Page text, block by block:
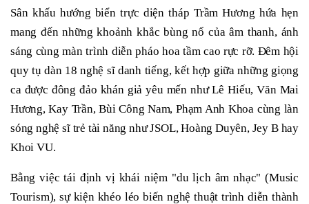
Sân khấu hướng biển trực diện tháp Trầm Hương hứa hẹn
mang đến những khoảnh khắc bùng nổ của âm thanh, ánh
sáng cùng màn trình diễn pháo hoa tầm cao rực rỡ. Đêm hội
quy tụ dàn 18 nghệ sĩ danh tiếng, kết hợp giữa những giọng
ca được đông đảo khán giả yêu mến như Lê Hiếu, Văn Mai
Hương, Kay Trần, Bùi Công Nam, Phạm Anh Khoa cùng làn
sóng nghệ sĩ trẻ tài năng như JSOL, Hoàng Duyên, Jey B hay
Khoi VU.
Bằng việc tái định vị khái niệm "du lịch âm nhạc" (Music
Tourism), sự kiện khéo léo biến nghệ thuật trình diễn thành